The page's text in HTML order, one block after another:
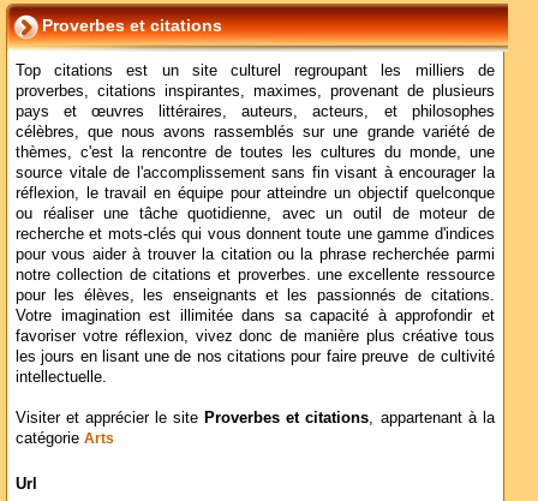
Proverbes et citations
Top citations est un site culturel regroupant les milliers de
proverbes, citations inspirantes, maximes, provenant de plusieurs
pays et œuvres littéraires, auteurs, acteurs, et philosophes
célèbres, que nous avons rassemblés sur une grande variété de
thèmes, c'est la rencontre de toutes les cultures du monde, une
source vitale de l'accomplissement sans fin visant à encourager la
réflexion, le travail en équipe pour atteindre un objectif quelconque
ou réaliser une tâche quotidienne, avec un outil de moteur de
recherche et mots-clés qui vous donnent toute une gamme d'indices
pour vous aider à trouver la citation ou la phrase recherchée parmi
notre collection de citations et proverbes. une excellente ressource
pour les élèves, les enseignants et les passionnés de citations.
Votre imagination est illimitée dans sa capacité à approfondir et
favoriser votre réflexion, vivez donc de manière plus créative tous
les jours en lisant une de nos citations pour faire preuve de cultivité
intellectuelle.
Visiter et apprécier le site Proverbes et citations, appartenant à la
catégorie Arts
Url